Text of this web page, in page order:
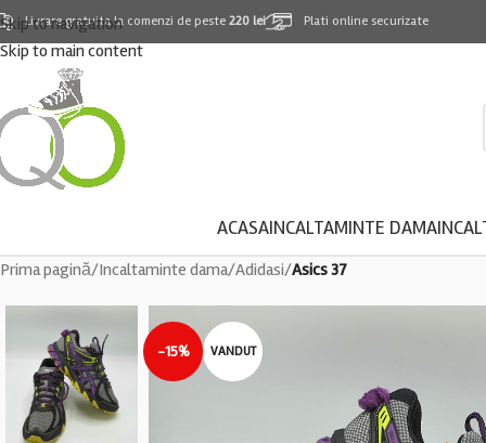
Skip to navigation
Skip to main content
Livrare gratuita la comenzi de peste 220 lei Plati online securizate
ACASAINCALTAMINTE DAMA
Prima pagină/Incaltaminte dama/Adidasi/Asics 37
-15% VANDUT